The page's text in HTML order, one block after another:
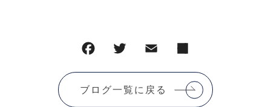
ブログ一覧に戻る